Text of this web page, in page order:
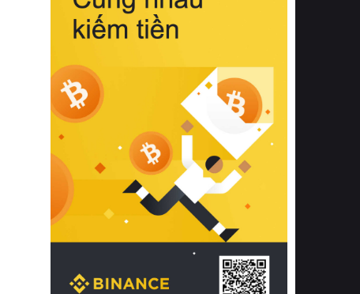
Bên cạnh đó, việc lựa chọn các dòng
sản phẩm đạt chuẩn chất lượng quốc
tế còn giúp ngăn ngừa tình trạng kích
khuẩn và nấm mốc trong điều kiện
thời tiết nóng ẩm. Bạn có thể tìm hiểu
thêm các nghiên cứu khoa học về tác
động của giấc ngủ và môi trường
phòng ngủ đối với sức khỏe con
người tại Sleep Foundation (External
Link) để có cái nhìn toàn diện hơn.
2. Các tiêu chí vàng khi lựa chọn
chăn ga gối đệm cao cấp cho phòng
ngủ
Để sở hữu một bộ chăn ga gối đệm
cao cấp hoàn hảo cả về thẩm mỹ lẫn
công năng, người tiêu dùng cần cân
nhắc kỹ lưỡng các tiêu chí quan trọng